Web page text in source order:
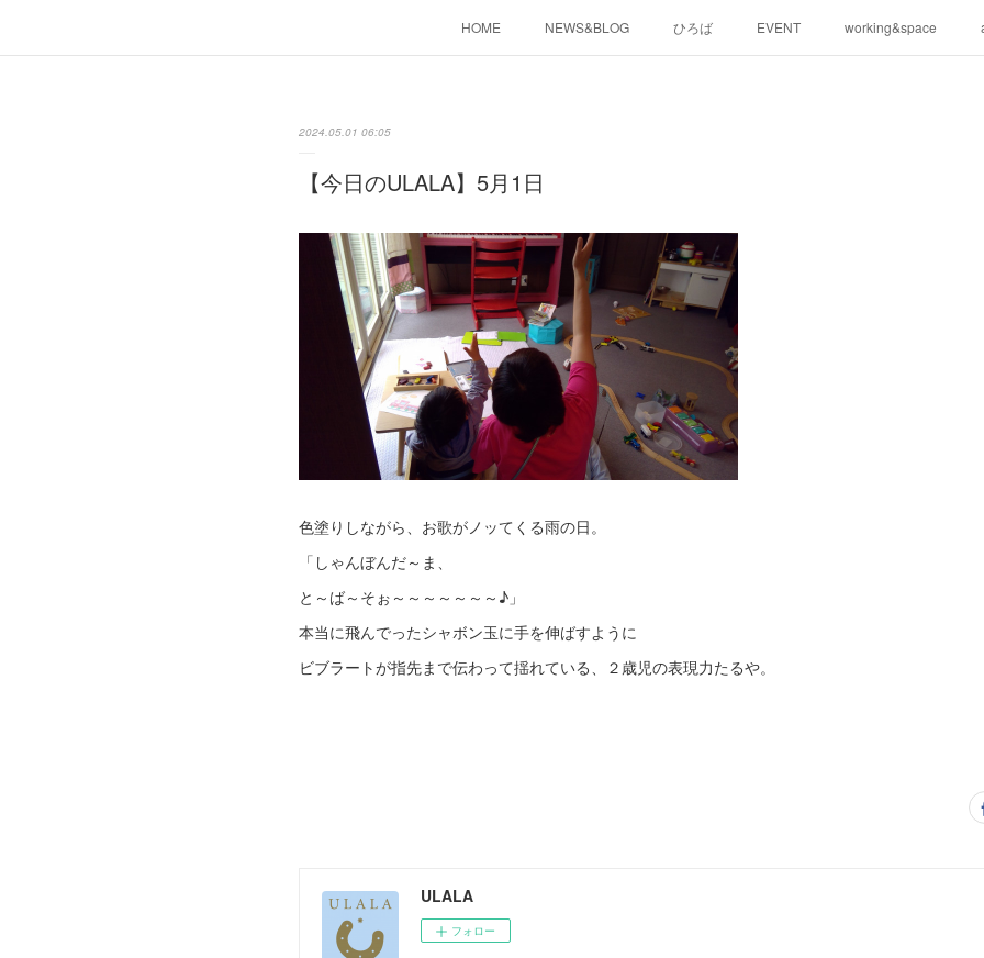
HOME NEWS&BLOG ひろば EVENT working&space
2024.05.01 06:05
【今日のULALA】5月1日
色塗りしながら、お歌がノッてくる雨の日。
「しゃんぼんだ～ま、
と～ば～そぉ～～～～～～～♪」
本当に飛んでったシャボン玉に手を伸ばすように
ビブラートが指先まで伝わって揺れている、２歳児の表現力たるや。
ULALA
フォロー